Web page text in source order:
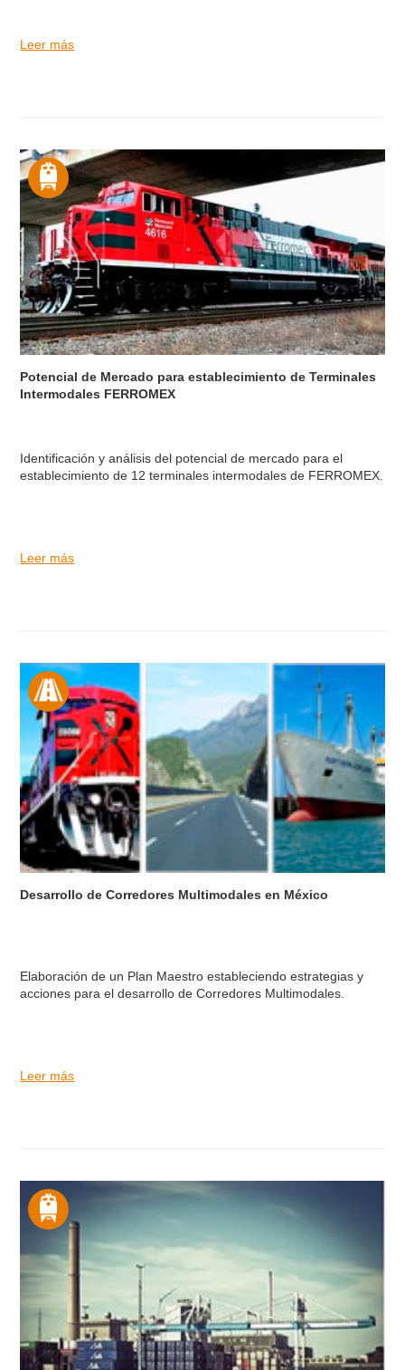
Leer más
Potencial de Mercado para establecimiento de Terminales
Intermodales FERROMEX
Identificación y análisis del potencial de mercado para el
establecimiento de 12 terminales intermodales de FERROMEX.
Leer más
Desarrollo de Corredores Multimodales en México
Elaboración de un Plan Maestro estableciendo estrategias y
acciones para el desarrollo de Corredores Multimodales.
Leer más